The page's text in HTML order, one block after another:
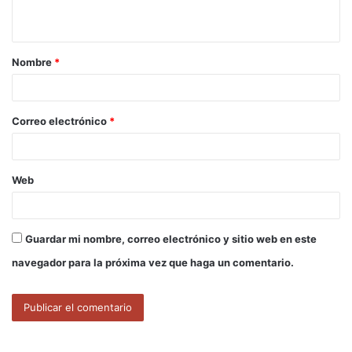
a
r
*
Nombre *
Correo electrónico *
Web
Guardar mi nombre, correo electrónico y sitio web en este
navegador para la próxima vez que haga un comentario.